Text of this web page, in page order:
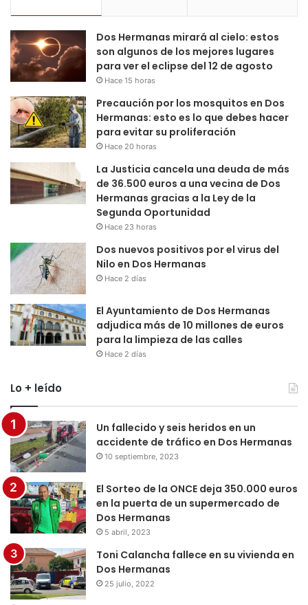
Dos Hermanas mirará al cielo: estos
son algunos de los mejores lugares
para ver el eclipse del 12 de agosto
Hace 15 horas
Precaución por los mosquitos en Dos
Hermanas: esto es lo que debes hacer
para evitar su proliferación
Hace 20 horas
La Justicia cancela una deuda de más
de 36.500 euros a una vecina de Dos
Hermanas gracias a la Ley de la
Segunda Oportunidad
Hace 23 horas
Dos nuevos positivos por el virus del
Nilo en Dos Hermanas
Hace 2 días
El Ayuntamiento de Dos Hermanas
adjudica más de 10 millones de euros
para la limpieza de las calles
Hace 2 días
Lo + leído
Un fallecido y seis heridos en un
accidente de tráfico en Dos Hermanas
10 septiembre, 2023
El Sorteo de la ONCE deja 350.000 euros
en la puerta de un supermercado de
Dos Hermanas
5 abril, 2023
Toni Calancha fallece en su vivienda en
Dos Hermanas
25 julio, 2022